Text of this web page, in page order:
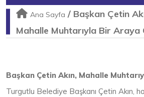
Ana Sayfa / Başkan Çetin
Mahalle Muhtarıyla Bir Araya
Başkan Çetin Akın, Mahalle
Turgutlu Belediye Başkanı Çetin Akın,